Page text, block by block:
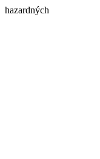
hazardných